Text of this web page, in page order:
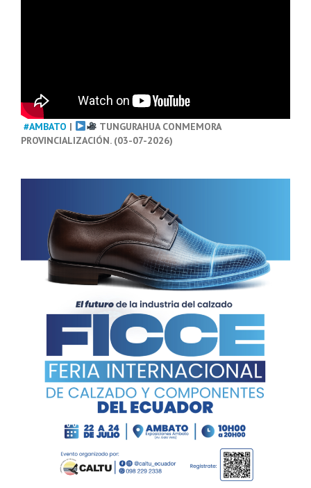
#AMBATO |
TUNGURAHUA CONMEMORA
PROVINCIALIZACIÓN. (03-07-2026)